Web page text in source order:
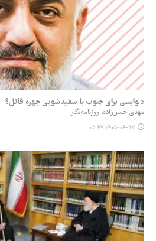
دلواپسی برای جنوب یا سفیدشویی چهره قاتل؟
مهدی حسن‌زاده، روزنامه‌نگار
۱۴۰۵-۰۴-۲۷ ۰۵:۴۷